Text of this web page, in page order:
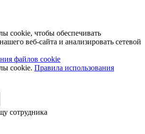
cookie, чтобы обеспечивать
веб-сайта и анализировать сетевой
файлов cookie
cookie. Правила использования
сотрудника